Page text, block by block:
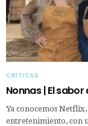
CRÍTICAS
Nonnas | El
Ya conocemos
entretenimiento, con